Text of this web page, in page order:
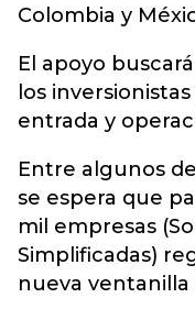
Colombia y
El apoyo
los
entrada y
Entre algunos
se espera que
mil empresas
Simplificadas)
nueva ventanilla